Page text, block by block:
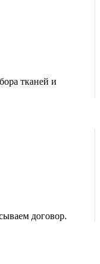
тканей и
договор.